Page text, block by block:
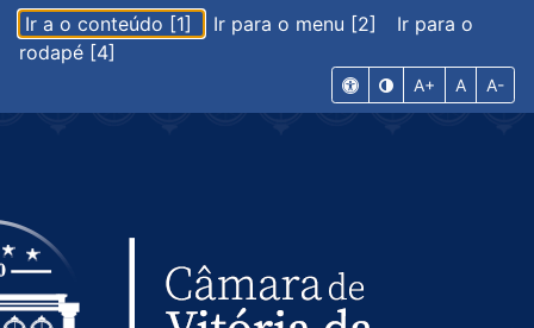
Ir a o conteúdo [1] Ir para o menu [2]
Ir para o
rodapé [4]
A+ A A-